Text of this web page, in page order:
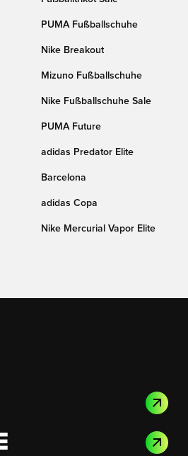
PUMA Fußballschuhe
Nike Breakout
Mizuno Fußballschuhe
Nike Fußballschuhe Sale
PUMA Future
adidas Predator Elite
Barcelona
adidas Copa
Nike Mercurial Vapor Elite